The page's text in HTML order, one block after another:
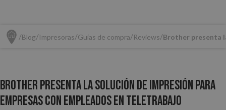
Blog Impresoras Guías de compra Reviews Brother presenta
Brother presenta la solución de impresión para
empresas con empleados en teletrabajo